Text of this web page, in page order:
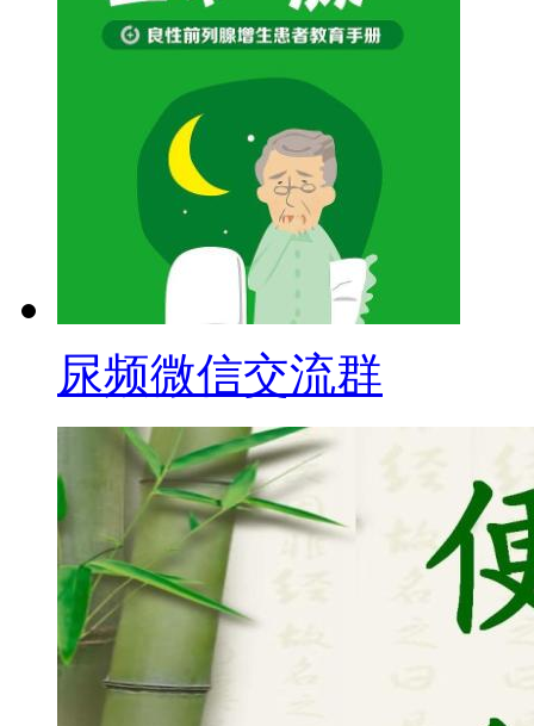
尿频微信交流群